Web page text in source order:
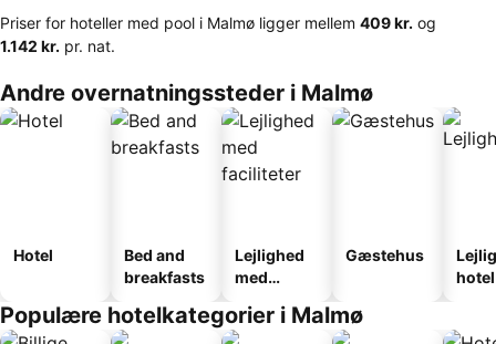
Priser for hoteller med pool i Malmø ligger mellem ‎409 kr. og
‎1.142 kr. pr. nat.
Andre overnatningssteder i Malmø
Hotel
Bed and
breakfasts
Lejlighed
med
Gæstehus
hotel
Populære hotelkategorier i Malmø